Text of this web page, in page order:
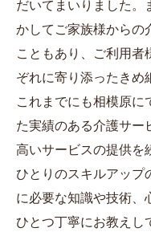
かしてご家族様からの
こともあり、ご利用
ぞれに寄り添ったきめ
これまでにも相模原に
た実績のある介護サ
高いサービスの提供を
ひとりのスキルアップ
に必要な知識や技術、
ひとつ丁寧にお教えし